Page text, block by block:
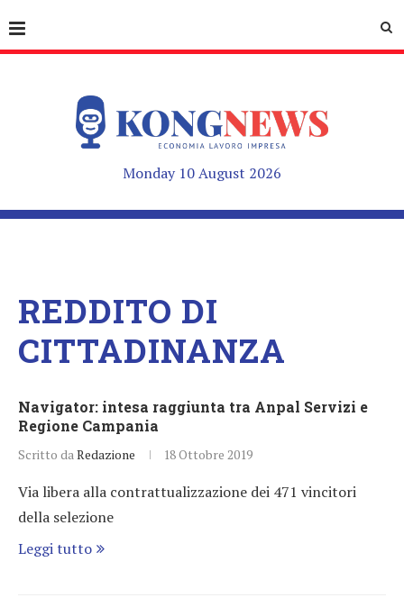
Monday 10 August 2026
REDDITO DI
CITTADINANZA
Navigator: intesa raggiunta tra Anpal Servizi e
Regione Campania
Scritto da Redazione 18 Ottobre 2019
Via libera alla contrattualizzazione dei 471 vincitori
della selezione
Leggi tutto